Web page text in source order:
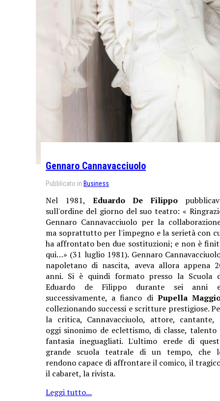
Gennaro Cannavacciuolo
Pubblicato in Business
Nel 1981, Eduardo De Filippo
sull'ordine del giorno del suo teatro: «
Gennaro Cannavacciuolo per la
ma soprattutto per l'impegno e la serietà con
ha affrontato ben due sostituzioni; e non è
qui…» (31 luglio 1981). Gennaro
napoletano di nascita, aveva allora appena
anni. Si è quindi formato presso la Scuola
Eduardo de Filippo durante sei anni
successivamente, a fianco di Pupella
collezionando successi e scritture prestigiose.
la critica, Cannavacciuolo, attore, cantante,
oggi sinonimo de eclettismo, di classe, talento
fantasia ineguagliati. L'ultimo erede di
grande scuola teatrale di un tempo, che
rendono capace di affrontare il comico, il
il cabaret, la rivista.
Leggi tutto...